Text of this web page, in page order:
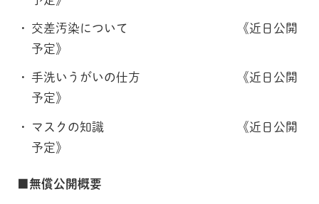
交差汚染について 《近日公開
予定》
手洗いうがいの仕方 《近日公開
予定》
マスクの知識 《近日公開
予定》
■無償公開概要